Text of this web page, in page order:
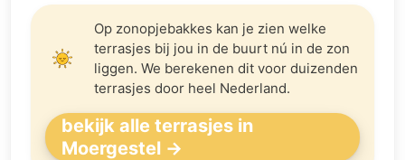
Op zonopjebakkes kan je zien welke
terrasjes bij jou in de buurt nú in de zon
liggen. We berekenen dit voor duizenden
terrasjes door heel Nederland.
bekijk alle terrasjes in
Moergestel →